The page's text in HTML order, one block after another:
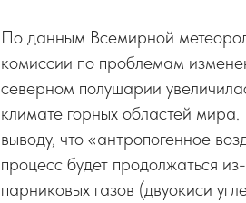
По данным Всемирной
комиссии по проблемам
северном полушарии
климате горных областей
выводу, что «антропогенное
процесс будет продолжаться
парниковых газов (двуокиси